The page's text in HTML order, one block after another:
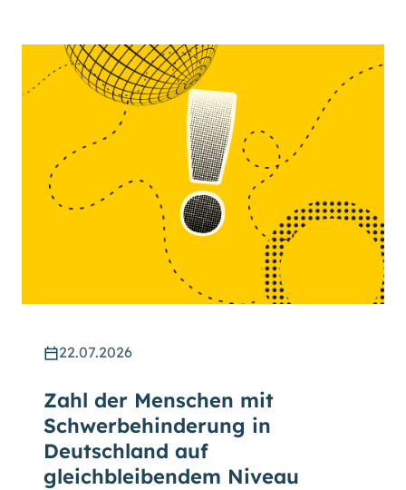
22.07.2026
Zahl der Menschen mit
Schwerbehinderung in
Deutschland auf
gleichbleibendem Niveau